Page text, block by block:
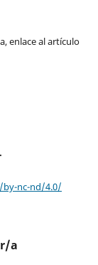
enlace al artículo
nc-nd/4.0/
a